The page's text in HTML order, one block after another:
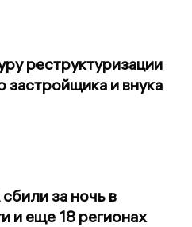
реструктуризации
застройщика и внука
за ночь в
и еще 18 регионах